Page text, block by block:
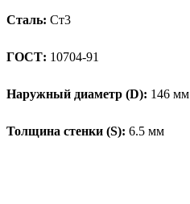
Сталь: Ст3
ГОСТ: 10704-91
Наружный диаметр (D): 146 мм
Толщина стенки (S): 6.5 мм